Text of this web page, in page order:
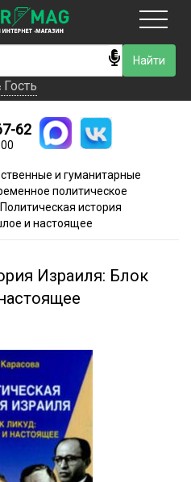
Гость
доставки
оплаты
и скидки
Гость
62
и гуманитарные
политическое
Политическая история
и настоящее
Израиля: Блок